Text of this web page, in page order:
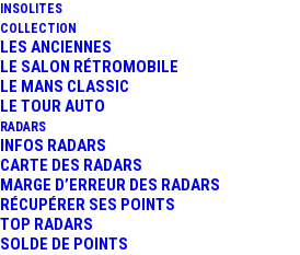
INSOLITES
COLLECTION
LES ANCIENNES
LE SALON RÉTROMOBILE
LE MANS CLASSIC
LE TOUR AUTO
RADARS
INFOS RADARS
CARTE DES RADARS
MARGE D’ERREUR DES RADARS
RÉCUPÉRER SES POINTS
TOP RADARS
SOLDE DE POINTS
LES VENTES
HAUSSE EN
SAUF POUR
3 Minutes